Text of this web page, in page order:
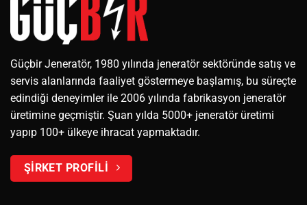
Güçbir Jeneratör, 1980 yılında jeneratör sektöründe satış ve
servis alanlarında faaliyet göstermeye başlamış, bu süreçte
edindiği deneyimler ile 2006 yılında fabrikasyon jeneratör
üretimine geçmiştir. Şuan yılda 5000+ jeneratör üretimi
yapıp 100+ ülkeye ihracat yapmaktadır.
ŞİRKET PROFİLİ